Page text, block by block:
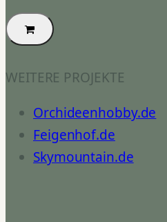
WEITERE PROJEKTE
Orchideenhobby.de
Feigenhof.de
Skymountain.de